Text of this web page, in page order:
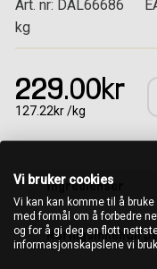
Art. nr: DAL66686
kg
229.00kr
127.22kr /kg
Ingredienser
Näringsinnehåll
Vi bruker cookies
Vi kan kan komme til å
med formål om å forbedre
og for å gi deg en flott
informasjonskapslene vi